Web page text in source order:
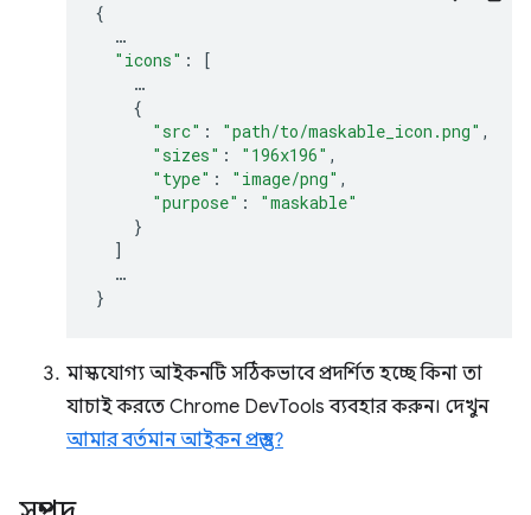
{
…
"icons" :
[
…
{
"src" : "path/to/maskable_icon.png" ,
"sizes" : "196x196" ,
"type" : "image/png" ,
"purpose" :
"maskable"
}
]
…
}
মাস্কযোগ্য আইকনটি সঠিকভাবে প্রদর্শিত হচ্ছে কিনা তা
যাচাই করতে Chrome DevTools ব্যবহার করুন। দেখুন
আমার বর্তমান আইকন প্রস্তুত?